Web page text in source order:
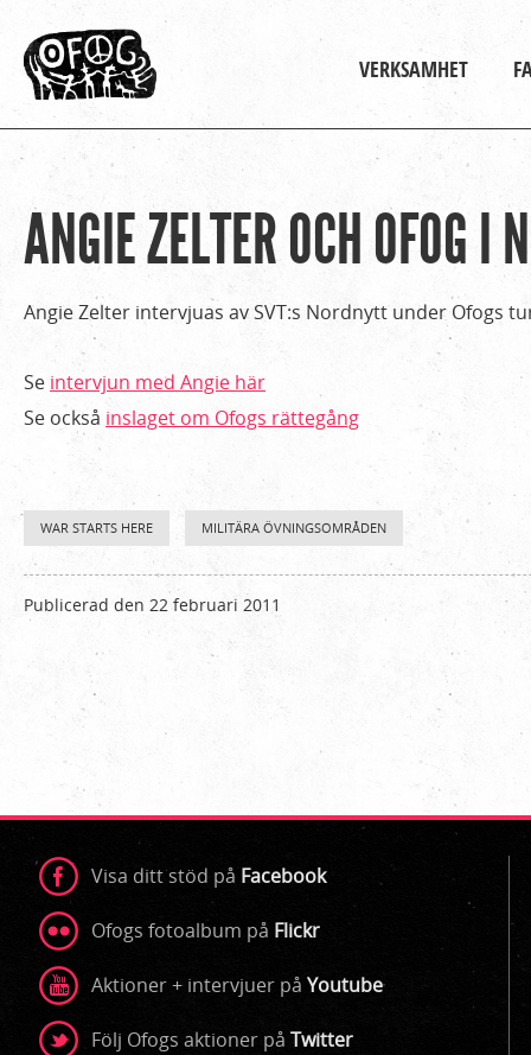
Huvudmeny
VERKSAMHET
Du
här
Hem
›
Ofog
Nyheter
Angie
Zelter
och
Ofog
i
Nordnytt
ANGIE ZELTER OCH OFOG I
Angie Zelter intervjuas av SVT:s Nordnytt under Ofogs
Se intervjun med Angie här
Se också inslaget om Ofogs rättegång
WAR STARTS HERE MILITÄRA ÖVNINGSOMRÅDEN
Publicerad den 22 februari 2011
Visa ditt stöd på Facebook
Ofogs fotoalbum på Flickr
Aktioner + intervjuer på Youtube
Följ Ofogs aktioner på Twitter